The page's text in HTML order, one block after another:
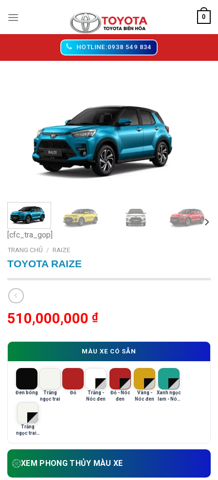
đến
0
HOTLINE:0938 549 834
[cfc_tra_gop]
TRANG CHỦ / RAIZE
TOYOTA RAIZE
510,000,000 ₫
MÀU XE CÓ SẴN
Đen bóng
Trắng
ngọc trai
Đỏ
Trắng -
Nóc đen
Đỏ - Nóc
đen
Vàng -
Nóc đen
Xanh ngọc
lam - Nóc
Trắng
ngọc trai -
XEM PHONG THỦY MÀU XE